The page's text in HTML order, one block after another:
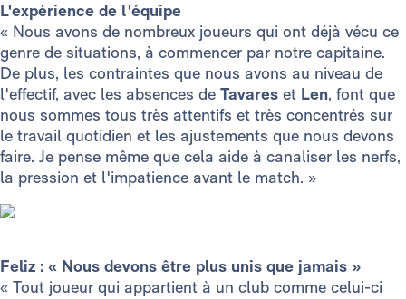
L'expérience de l'équipe
« Nous avons de nombreux joueurs qui ont déjà vécu ce
genre de situations, à commencer par notre capitaine.
De plus, les contraintes que nous avons au niveau de
l'effectif, avec les absences de Tavares et Len, font que
nous sommes tous très attentifs et très concentrés sur
le travail quotidien et les ajustements que nous devons
faire. Je pense même que cela aide à canaliser les nerfs,
la pression et l'impatience avant le match. »
Feliz : « Nous devons être plus unis que jamais »
« Tout joueur qui appartient à un club comme celui-ci